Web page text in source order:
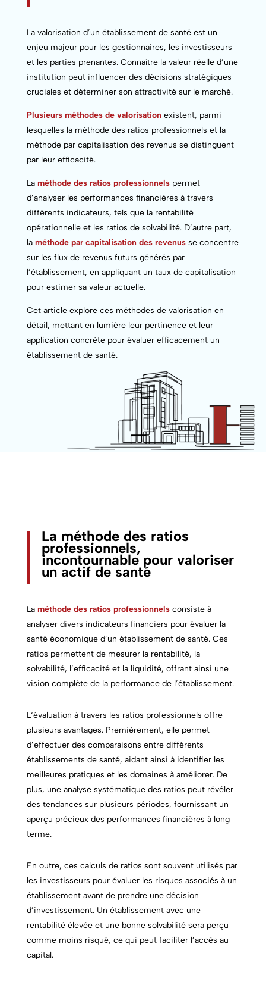
La valorisation d’un établissement de santé est un
enjeu majeur pour les gestionnaires, les investisseurs
et les parties prenantes. Connaître la valeur réelle d’une
institution peut influencer des décisions stratégiques
cruciales et déterminer son attractivité sur le marché.
Plusieurs méthodes de valorisation existent, parmi
lesquelles la méthode des ratios professionnels et la
méthode par capitalisation des revenus se distinguent
par leur efficacité.
La méthode des ratios professionnelspermet
d’analyser les performances financières à travers
différents indicateurs, tels que la rentabilité
opérationnelle et les ratios de solvabilité. D’autre part,
la méthode par capitalisation des revenus se concentre
sur les flux de revenus futurs générés par
l’établissement, en appliquant un taux de capitalisation
pour estimer sa valeur actuelle.
Cet article explore ces méthodes de valorisation en
détail, mettant en lumière leur pertinence et leur
application concrète pour évaluer efficacement un
établissement de santé.
La méthode des ratios
professionnels,
incontournable pour valoriser
un actif de santé
La méthode des ratios professionnelsconsiste à
analyser divers indicateurs financiers pour évaluer la
santé économique d’un établissement de santé. Ces
ratios permettent de mesurer la rentabilité, la
solvabilité, l’efficacité et la liquidité, offrant ainsi une
vision complète de la performance de l’établissement.
L‘évaluation à travers les ratios professionnels offre
plusieurs avantages. Premièrement, elle permet
d’effectuer des comparaisons entre différents
établissements de santé, aidant ainsi à identifier les
meilleures pratiques et les domaines à améliorer. De
plus, une analyse systématique des ratios peut révéler
des tendances sur plusieurs périodes, fournissant un
aperçu précieux des performances financières à long
terme.
En outre, ces calculs de ratios sont souvent utilisés par
les investisseurs pour évaluer les risques associés à un
établissement avant de prendre une décision
d’investissement. Un établissement avec une
rentabilité élevée et une bonne solvabilité sera perçu
comme moins risqué, ce qui peut faciliter l’accès au
capital.